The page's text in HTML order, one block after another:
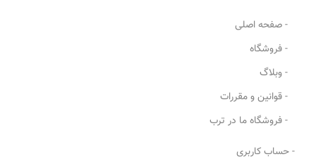
- صفحه اصلی
- فروشگاه
- وبلاگ
- قوانین و مقررات
- فروشگاه ما در ترب
- حساب کاربری